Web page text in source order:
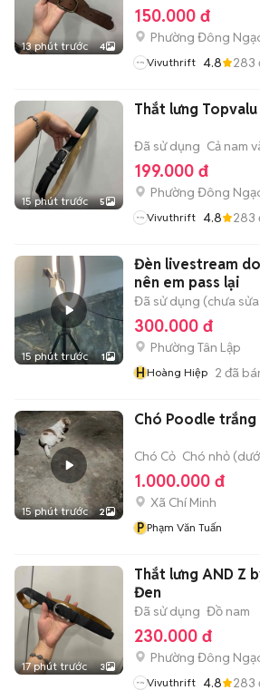
13 phút trước 4
150.000 đ
Phường Đông
Vivuthrift 4.8 283
15 phút trước 5
Thắt lưng
Đã sử dụng Cả nam
199.000 đ
Phường Đông
Vivuthrift 4.8 283
15 phút trước 1
Đèn livestream
nên em pass lại
Đã sử dụng (chưa
300.000 đ
Phường Tân Lập
HHoàng Hiệp 2 đã
15 phút trước 2
Chó Poodle trắng
Chó Cỏ Chó nhỏ
1.000.000 đ
Xã Chí Minh
P Phạm Văn Tuấn
17 phút trước 3
Thắt lưng AND Z
Đen
Đã sử dụng Đồ nam
230.000 đ
Phường Đông
Vivuthrift 4.8 283